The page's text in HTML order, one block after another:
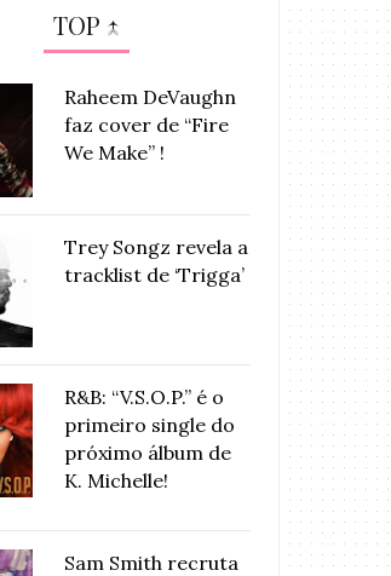
– “ Só o Que Eu
Qui...
Xênia França
(Sem
TOP ↑
Raheem DeVaughn
faz cover de “Fire
We Make” !
Trey Songz revela a
tracklist de ‘Trigga’
R&B: “V.S.O.P.” é o
primeiro single do
próximo álbum de
K. Michelle!
Sam Smith recruta